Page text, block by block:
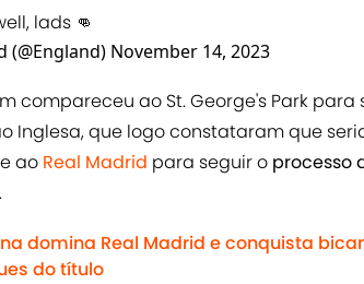
lads 👊
(@England) November 14, 2023
compareceu ao St. George's Park
Inglesa, que logo constataram que
ao Real Madrid para seguir o processo
domina Real Madrid e conquista
do título